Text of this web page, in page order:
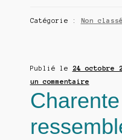
Catégorie : Non
Publié le 24 octobre
un commentaire
Charente